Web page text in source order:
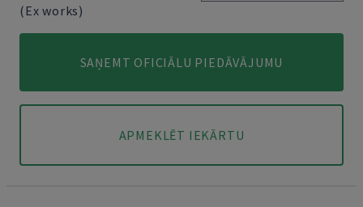
(Ex works)
SAŅEMT OFICIĀLU PIEDĀVĀJUMU
APMEKLĒT IEKĀRTU